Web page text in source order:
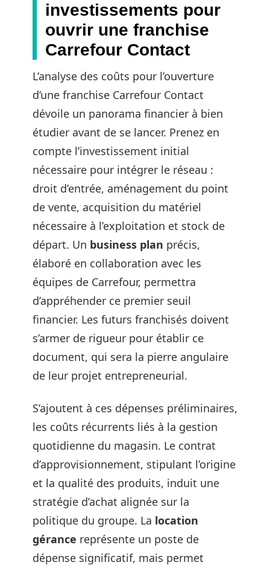
investissements pour
ouvrir une franchise
Carrefour Contact
L’analyse des coûts pour l’ouverture
d’une franchise Carrefour Contact
dévoile un panorama financier à bien
étudier avant de se lancer. Prenez en
compte l’investissement initial
nécessaire pour intégrer le réseau :
droit d’entrée, aménagement du point
de vente, acquisition du matériel
nécessaire à l’exploitation et stock de
départ. Un business plan précis,
élaboré en collaboration avec les
équipes de Carrefour, permettra
d’appréhender ce premier seuil
financier. Les futurs franchisés doivent
s’armer de rigueur pour établir ce
document, qui sera la pierre angulaire
de leur projet entrepreneurial.
S’ajoutent à ces dépenses préliminaires,
les coûts récurrents liés à la gestion
quotidienne du magasin. Le contrat
d’approvisionnement, stipulant l’origine
et la qualité des produits, induit une
stratégie d’achat alignée sur la
politique du groupe. La location
gérance représente un poste de
dépense significatif, mais permet